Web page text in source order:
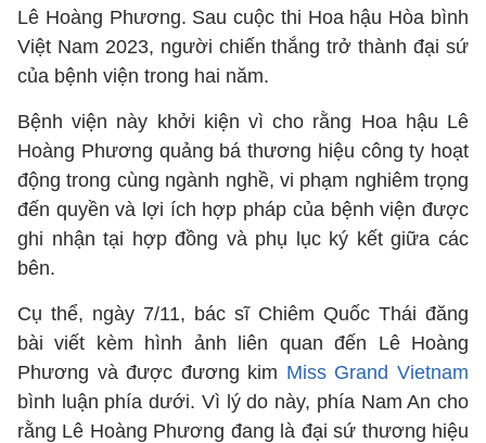
Lê Hoàng Phương. Sau cuộc thi Hoa hậu Hòa bình
Việt Nam 2023, người chiến thắng trở thành đại sứ
của bệnh viện trong hai năm.
Bệnh viện này khởi kiện vì cho rằng Hoa hậu Lê
Hoàng Phương quảng bá thương hiệu công ty hoạt
động trong cùng ngành nghề, vi phạm nghiêm trọng
đến quyền và lợi ích hợp pháp của bệnh viện được
ghi nhận tại hợp đồng và phụ lục ký kết giữa các
bên.
Cụ thể, ngày 7/11, bác sĩ Chiêm Quốc Thái đăng
bài viết kèm hình ảnh liên quan đến Lê Hoàng
Phương và được đương kim Miss Grand Vietnam
bình luận phía dưới. Vì lý do này, phía Nam An cho
rằng Lê Hoàng Phương đang là đại sứ thương hiệu